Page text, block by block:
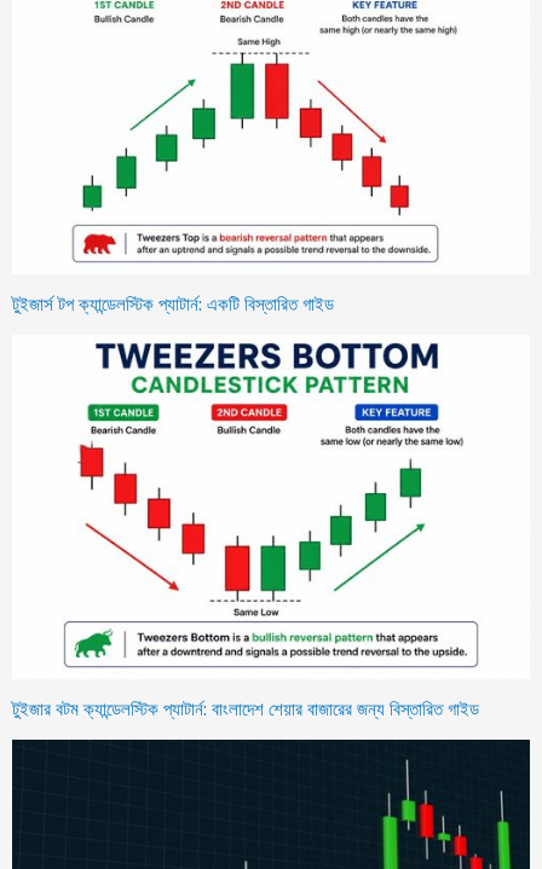
টুইজার্স টপ ক্যান্ডেলস্টিক প্যাটার্ন: একটি বিস্তারিত গাইড
টুইজার বটম ক্যান্ডেলস্টিক প্যাটার্ন: বাংলাদেশ শেয়ার বাজারের জন্য বিস্তারিত গাইড